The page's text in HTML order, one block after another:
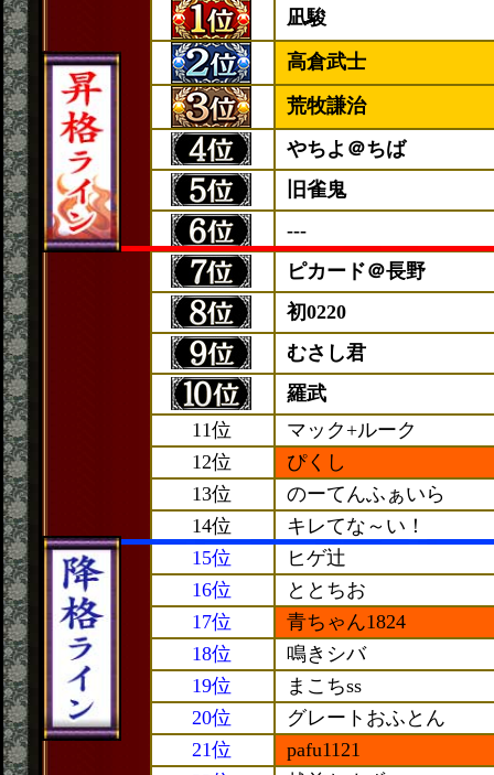
凪駿
高倉武士
荒牧謙治
やちよ＠ちば
旧雀鬼
---
ピカード＠長野
初0220
むさし君
羅武
11位
マック+ルーク
12位
ぴくし
13位
のーてんふぁいら
14位
キレてな～い！
15位
ヒゲ辻
16位
ととちお
17位
青ちゃん1824
18位
鳴きシバ
19位
まこちss
20位
グレートおふとん
21位
pafu1121